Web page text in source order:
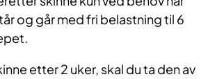
og går med fri belastning til 6
etter 2 uker, skal du ta den av